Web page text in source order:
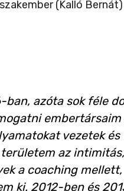
(Kalló
azóta sok féle
vezetek
az
a coaching
ki. 2012-ben és